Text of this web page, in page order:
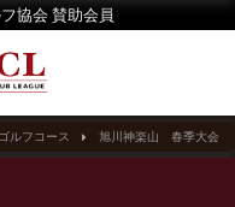
協会 賛助会員
ルフコース 旭川神楽山 春季大会